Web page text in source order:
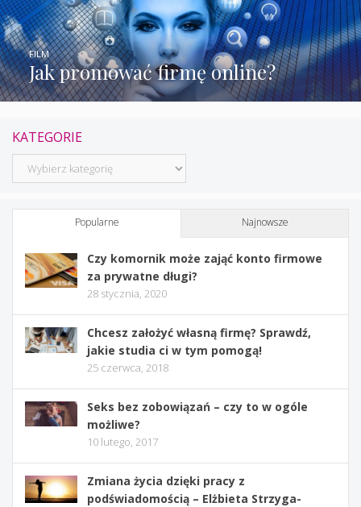
Jak promować firmę online?
FILM
KATEGORIE
Kategorie
Popularne Najnowsze
Czy komornik może zająć konto firmowe
za prywatne długi?
28 stycznia, 2020
Chcesz założyć własną firmę? Sprawdź,
jakie studia ci w tym pomogą!
25 czerwca, 2018
Seks bez zobowiązań – czy to w ogóle
możliwe?
10 lutego, 2017
Zmiana życia dzięki pracy z
podświadomością – Elżbieta Strzyga-